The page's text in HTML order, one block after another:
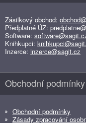
Zásilkový obchod:
Předplatné ÚZ:
Software:
Knihkupci:
Inzerce: inzerce@sagit.cz
Obchodní podmínky
Obchodní podmínky
Zásady zpracování